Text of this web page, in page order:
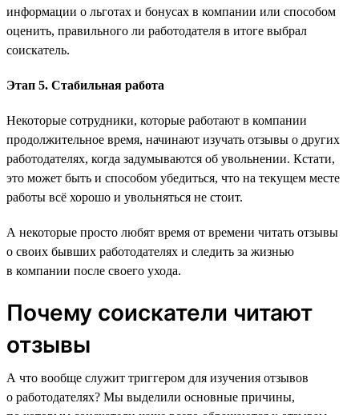
информации о льготах и бонусах в компании или способом
оценить, правильного ли работодателя в итоге выбрал
соискатель.
Этап 5. Стабильная работа
Некоторые сотрудники, которые работают в компании
продолжительное время, начинают изучать отзывы о других
работодателях, когда задумываются об увольнении. Кстати,
это может быть и способом убедиться, что на текущем месте
работы всё хорошо и увольняться не стоит.
А некоторые просто любят время от времени читать отзывы
о своих бывших работодателях и следить за жизнью
в компании после своего ухода.
Почему соискатели читают
отзывы
А что вообще служит триггером для изучения отзывов
о работодателях? Мы выделили основные причины,